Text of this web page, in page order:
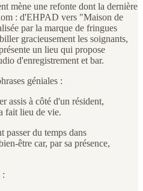
mène une refonte dont la dernière
: d'EHPAD vers "Maison de
par la marque de fringues
gracieusement les soignants,
un lieu qui propose
d'enregistrement et bar.
géniales :
assis à côté d'un résident,
fait lieu de vie.
passer du temps dans
être car, par sa présence,
: